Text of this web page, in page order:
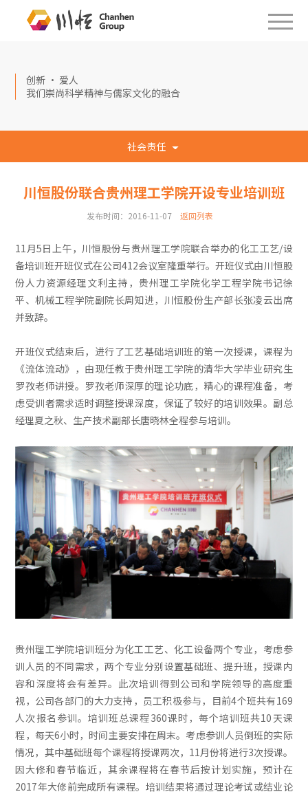
创新 · 爱人
我们崇尚科学精神与儒家文化的融合
社会责任
川恒股份联合贵州理工学院开设专业培训班
发布时间：2016-11-07 返回列表
11月5日上午，川恒股份与贵州理工学院联合举办的化工工艺/设
备培训班开班仪式在公司412会议室隆重举行。开班仪式由川恒股
份人力资源经理文利主持，贵州理工学院化学工程学院书记徐
平、机械工程学院副院长周知进，川恒股份生产部长张凌云出席
并致辞。
开班仪式结束后，进行了工艺基础培训班的第一次授课，课程为
《流体流动》，由现任教于贵州理工学院的清华大学毕业研究生
罗孜老师讲授。罗孜老师深厚的理论功底，精心的课程准备，考
虑受训者需求适时调整授课深度，保证了较好的培训效果。副总
经理夏之秋、生产技术副部长唐晓林全程参与培训。
贵州理工学院培训班分为化工工艺、化工设备两个专业，考虑参
训人员的不同需求，两个专业分别设置基础班、提升班，授课内
容和深度将会有差异。此次培训得到公司和学院领导的高度重
视，公司各部门的大力支持，员工积极参与，目前4个班共有169
人次报名参训。培训班总课程360课时，每个培训班共10天课
程，每天6小时，时间主要安排在周末。考虑参训人员倒班的实际
情况，其中基础班每个课程将授课两次，11月份将进行3次授课。
因大修和春节临近，其余课程将在春节后按计划实施，预计在
2017年大修前完成所有课程。培训结果将通过理论考试或结业论